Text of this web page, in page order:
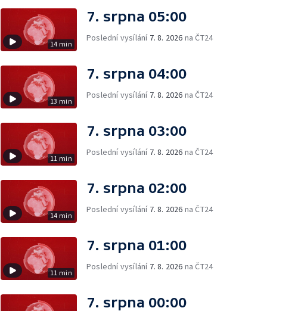
14 min
7. srpna 05:00
Poslední vysílání 7. 8. 2026 na ČT24
13 min
7. srpna 04:00
Poslední vysílání 7. 8. 2026 na ČT24
11 min
7. srpna 03:00
Poslední vysílání 7. 8. 2026 na ČT24
14 min
7. srpna 02:00
Poslední vysílání 7. 8. 2026 na ČT24
11 min
7. srpna 01:00
Poslední vysílání 7. 8. 2026 na ČT24
7. srpna 00:00